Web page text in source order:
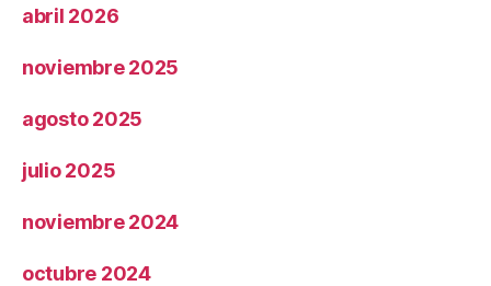
abril 2026
noviembre 2025
agosto 2025
julio 2025
noviembre 2024
octubre 2024